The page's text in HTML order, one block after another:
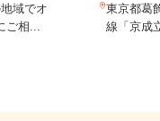
域でオ
相...
東京都葛
線「京成